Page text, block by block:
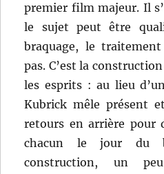
premier film majeur. Il
le sujet peut être
braquage, le
pas. C’est la
les esprits : au lieu
Kubrick mêle présent
retours en arrière pour
chacun le jour du
construction, un peu